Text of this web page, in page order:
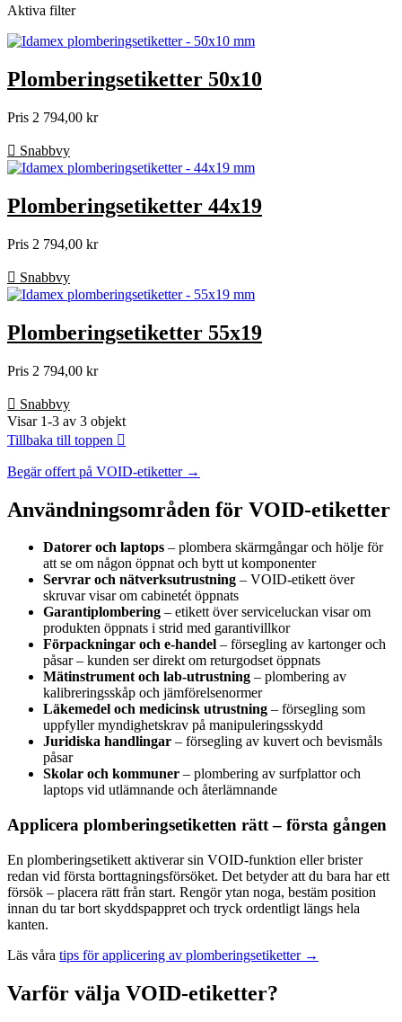
Aktiva filter
Plomberingsetiketter 50x10
Pris 2 794,00 kr
 Snabbvy
Plomberingsetiketter 44x19
Pris 2 794,00 kr
 Snabbvy
Plomberingsetiketter 55x19
Pris 2 794,00 kr
 Snabbvy
Visar 1-3 av 3 objekt
Tillbaka till toppen 
Begär offert på VOID-etiketter →
Användningsområden för VOID-etiketter
Datorer och laptops – plombera skärmgångar och hölje för
att se om någon öppnat och bytt ut komponenter
Servrar och nätverksutrustning – VOID-etikett över
skruvar visar om cabinetét öppnats
Garantiplombering – etikett över serviceluckan visar om
produkten öppnats i strid med garantivillkor
Förpackningar och e-handel – försegling av kartonger och
påsar – kunden ser direkt om returgodset öppnats
Mätinstrument och lab-utrustning – plombering av
kalibreringsskåp och jämförelsenormer
Läkemedel och medicinsk utrustning – försegling som
uppfyller myndighetskrav på manipuleringsskydd
Juridiska handlingar – försegling av kuvert och bevismåls
påsar
Skolar och kommuner – plombering av surfplattor och
laptops vid utlämnande och återlämnande
Applicera plomberingsetiketten rätt – första gången
En plomberingsetikett aktiverar sin VOID-funktion eller brister
redan vid första borttagningsförsöket. Det betyder att du bara har ett
försök – placera rätt från start. Rengör ytan noga, bestäm position
innan du tar bort skyddspappret och tryck ordentligt längs hela
kanten.
Läs våra tips för applicering av plomberingsetiketter →
Varför välja VOID-etiketter?